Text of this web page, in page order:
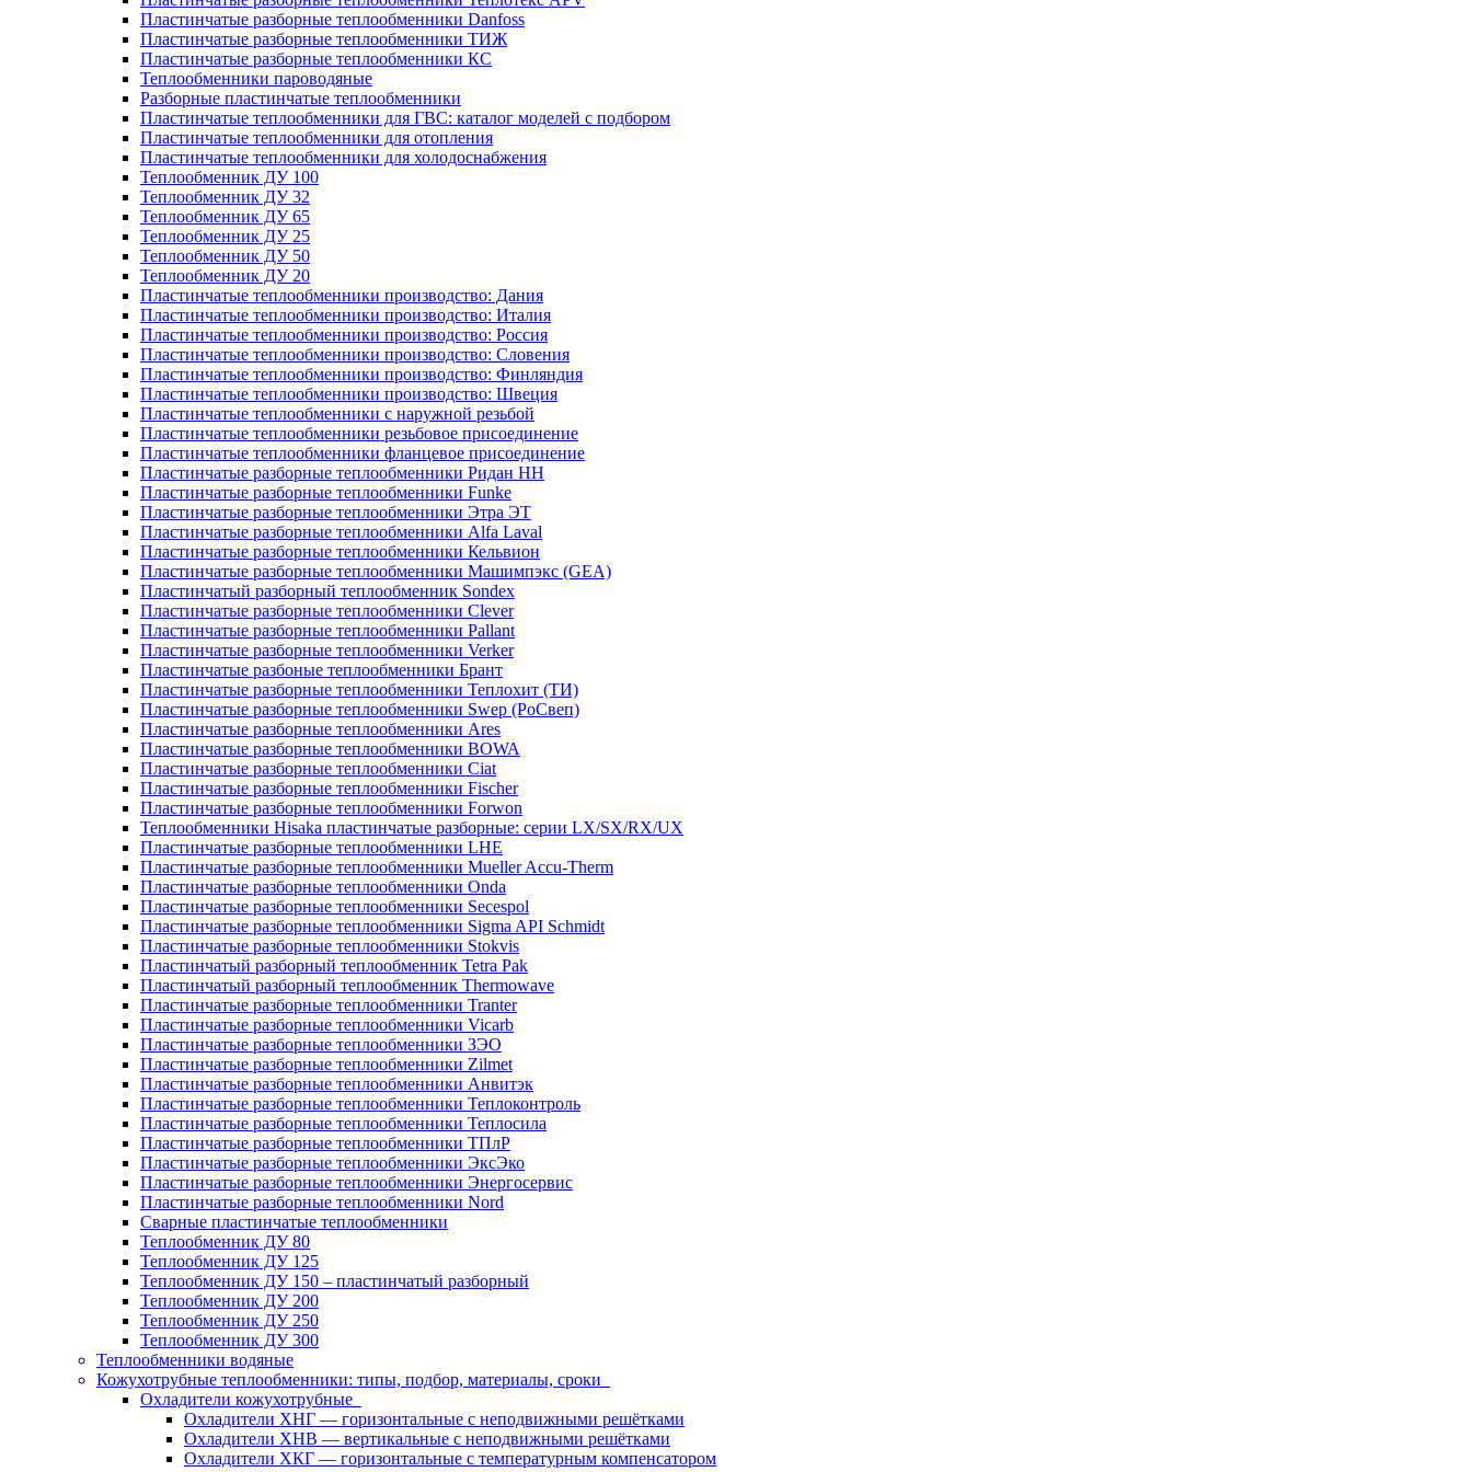
Пластинчатые разборные теплообменники Danfoss
Пластинчатые разборные теплообменники ТИЖ
Пластинчатые разборные теплообменники КC
Теплообменники пароводяные
Разборные пластинчатые теплообменники
Пластинчатые теплообменники для ГВС: каталог моделей с подбором
Пластинчатые теплообменники для отопления
Пластинчатые теплообменники для холодоснабжения
Теплообменник ДУ 100
Теплообменник ДУ 32
Теплообменник ДУ 65
Теплообменник ДУ 25
Теплообменник ДУ 50
Теплообменник ДУ 20
Пластинчатые теплообменники производство: Дания
Пластинчатые теплообменники производство: Италия
Пластинчатые теплообменники производство: Россия
Пластинчатые теплообменники производство: Словения
Пластинчатые теплообменники производство: Финляндия
Пластинчатые теплообменники производство: Швеция
Пластинчатые теплообменники с наружной резьбой
Пластинчатые теплообменники резьбовое присоединение
Пластинчатые теплообменники фланцевое присоединение
Пластинчатые разборные теплообменники Ридан НН
Пластинчатые разборные теплообменники Funke
Пластинчатые разборные теплообменники Этра ЭТ
Пластинчатые разборные теплообменники Alfa Laval
Пластинчатые разборные теплообменники Кельвион
Пластинчатые разборные теплообменники Машимпэкс (GEA)
Пластинчатый разборный теплообменник Sondex
Пластинчатые разборные теплообменники Clever
Пластинчатые разборные теплообменники Pallant
Пластинчатые разборные теплообменники Verker
Пластинчатые разбоные теплообменники Брант
Пластинчатые разборные теплообменники Теплохит (ТИ)
Пластинчатые разборные теплообменники Swep (РоСвеп)
Пластинчатые разборные теплообменники Ares
Пластинчатые разборные теплообменники BOWA
Пластинчатые разборные теплообменники Ciat
Пластинчатые разборные теплообменники Fischer
Пластинчатые разборные теплообменники Forwon
Теплообменники Hisaka пластинчатые разборные: серии LX/SX/RX/UX
Пластинчатые разборные теплообменники LHE
Пластинчатые разборные теплообменники Mueller Accu-Therm
Пластинчатые разборные теплообменники Onda
Пластинчатые разборные теплообменники Secespol
Пластинчатые разборные теплообменники Sigma API Schmidt
Пластинчатые разборные теплообменники Stokvis
Пластинчатый разборный теплообменник Tetra Pak
Пластинчатый разборный теплообменник Thermowave
Пластинчатые разборные теплообменники Tranter
Пластинчатые разборные теплообменники Vicarb
Пластинчатые разборные теплообменники ЗЭО
Пластинчатые разборные теплообменники Zilmet
Пластинчатые разборные теплообменники Анвитэк
Пластинчатые разборные теплообменники Теплоконтроль
Пластинчатые разборные теплообменники Теплосила
Пластинчатые разборные теплообменники ТПлР
Пластинчатые разборные теплообменники ЭксЭко
Пластинчатые разборные теплообменники Энергосервис
Пластинчатые разборные теплообменники Nord
Сварные пластинчатые теплообменники
Теплообменник ДУ 80
Теплообменник ДУ 125
Теплообменник ДУ 150 – пластинчатый разборный
Теплообменник ДУ 200
Теплообменник ДУ 250
Теплообменник ДУ 300
Теплообменники водяные
Кожухотрубные теплообменники: типы, подбор, материалы, сроки
Охладители кожухотрубные
Охладители ХНГ — горизонтальные с неподвижными решётками
Охладители ХНВ — вертикальные с неподвижными решётками
Охладители ХКГ — горизонтальные с температурным компенсатором